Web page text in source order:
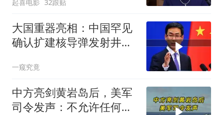
起喜电影 32跟贴
大国重器亮相：中国罕见
确认扩建核导弹发射井铸
一窥究竟
中方亮剑黄岩岛后，美军
司令发声：不允许任何国